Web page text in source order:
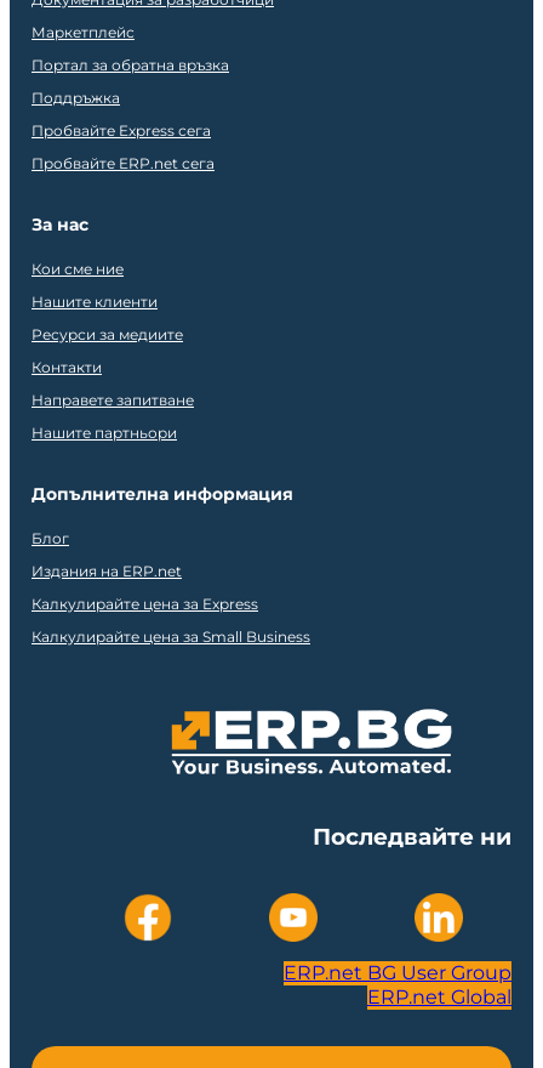
Маркетплейс
Портал за обратна връзка
Поддръжка
Пробвайте Express сега
Пробвайте ERP.net сега
За нас
Кои сме ние
Нашите клиенти
Ресурси за медиите
Контакти
Направете запитване
Нашите партньори
Допълнителна информация
Блог
Издания на ERP.net
Калкулирайте цена за Express
Калкулирайте цена за Small Business
Последвайте ни
ERP.net BG User Group
ERP.net Global